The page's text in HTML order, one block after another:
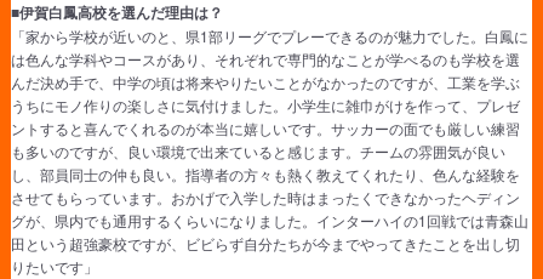
■伊賀白鳳高校を選んだ理由は？
「家から学校が近いのと、県1部リーグでプレーできるのが魅力でした。白鳳に
は色んな学科やコースがあり、それぞれで専門的なことが学べるのも学校を選
んだ決め手で、中学の頃は将来やりたいことがなかったのですが、工業を学ぶ
うちにモノ作りの楽しさに気付けました。小学生に雑巾がけを作って、プレゼ
ントすると喜んでくれるのが本当に嬉しいです。サッカーの面でも厳しい練習
も多いのですが、良い環境で出来ていると感じます。チームの雰囲気が良い
し、部員同士の仲も良い。指導者の方々も熱く教えてくれたり、色んな経験を
させてもらっています。おかげで入学した時はまったくできなかったヘディン
グが、県内でも通用するくらいになりました。インターハイの1回戦では青森山
田という超強豪校ですが、ビビらず自分たちが今までやってきたことを出し切
りたいです」